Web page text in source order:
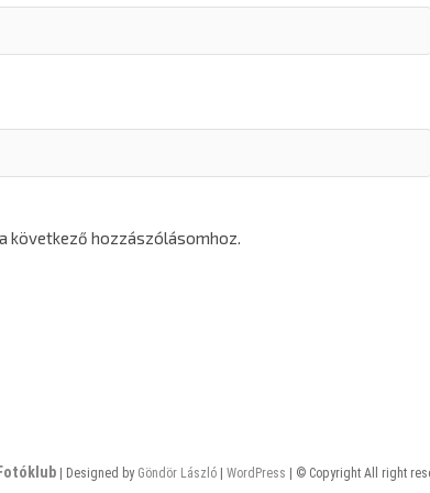
következő hozzászólásomhoz.
| Designed by Göndör László| WordPress | © Copyright All right